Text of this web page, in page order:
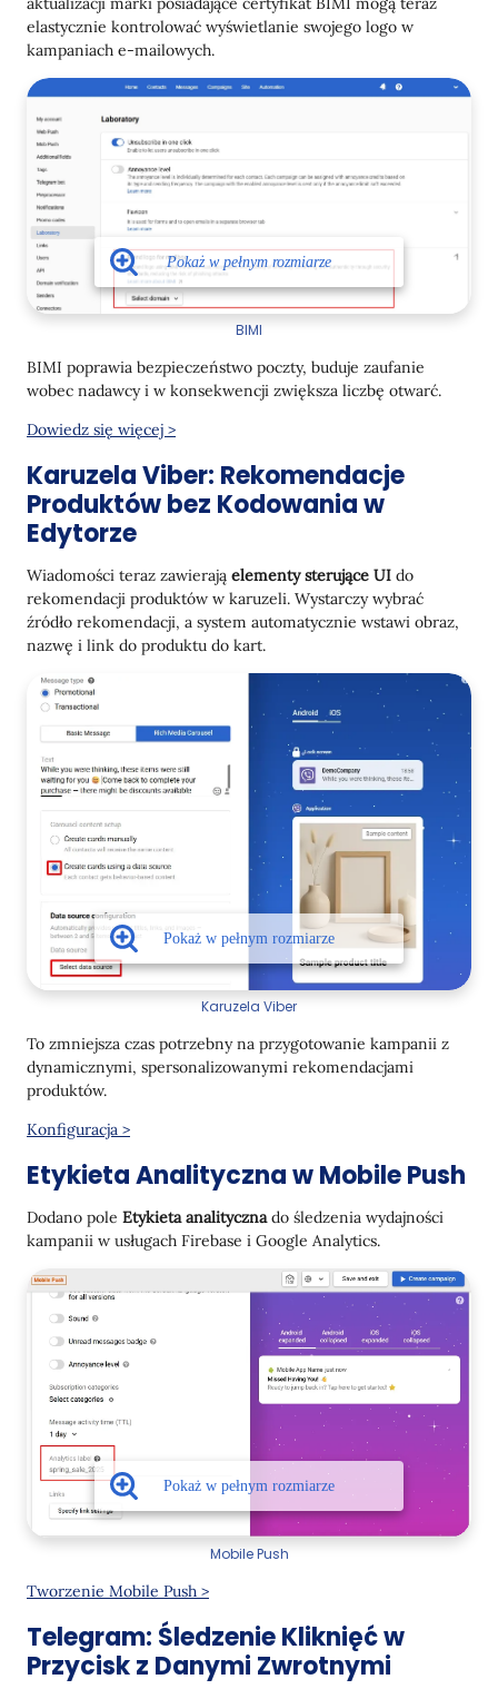
elastycznie kontrolować wyświetlanie swojego logo w
kampaniach e-mailowych.
BIMI
BIMI poprawia bezpieczeństwo poczty, buduje zaufanie
wobec nadawcy i w konsekwencji zwiększa liczbę otwarć.
Dowiedz się więcej >
Karuzela Viber: Rekomendacje
Produktów bez Kodowania w
Edytorze
Wiadomości teraz zawierają elementy sterujące UI do
rekomendacji produktów w karuzeli. Wystarczy wybrać
źródło rekomendacji, a system automatycznie wstawi obraz,
nazwę i link do produktu do kart.
Karuzela Viber
To zmniejsza czas potrzebny na przygotowanie kampanii z
dynamicznymi, spersonalizowanymi rekomendacjami
produktów.
Konfiguracja >
Etykieta Analityczna w Mobile Push
Dodano pole Etykieta analitycznado śledzenia wydajności
kampanii w usługach Firebase i Google Analytics.
Mobile Push
Tworzenie Mobile Push >
Telegram: Śledzenie Kliknięć w
Przycisk z Danymi Zwrotnymi